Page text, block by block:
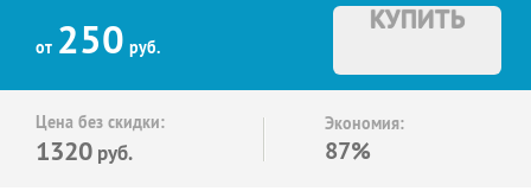
от 250 руб.
КУПИТЬ
Цена без скидки:
1320 руб.
Экономия:
87%